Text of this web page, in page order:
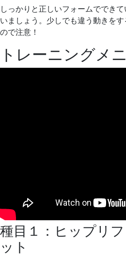
しっかりと正しいフォームででき
いましょう。 少しでも違う動きを
ので注意！
トレーニングメ
種目１：ヒップリ
ット